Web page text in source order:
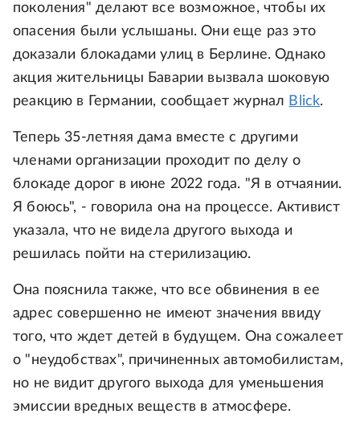
поколения" делают все возможное, чтобы их
опасения были услышаны. Они еще раз это
доказали блокадами улиц в Берлине. Однако
акция жительницы Баварии вызвала шоковую
реакцию в Германии, сообщает журнал Blick.
Теперь 35-летняя дама вместе с другими
членами организации проходит по делу о
блокаде дорог в июне 2022 года. "Я в отчаянии.
Я боюсь", - говорила она на процессе. Активист
указала, что не видела другого выхода и
решилась пойти на стерилизацию.
Она пояснила также, что все обвинения в ее
адрес совершенно не имеют значения ввиду
того, что ждет детей в будущем. Она сожалеет
о "неудобствах", причиненных автомобилистам,
но не видит другого выхода для уменьшения
эмиссии вредных веществ в атмосфере.